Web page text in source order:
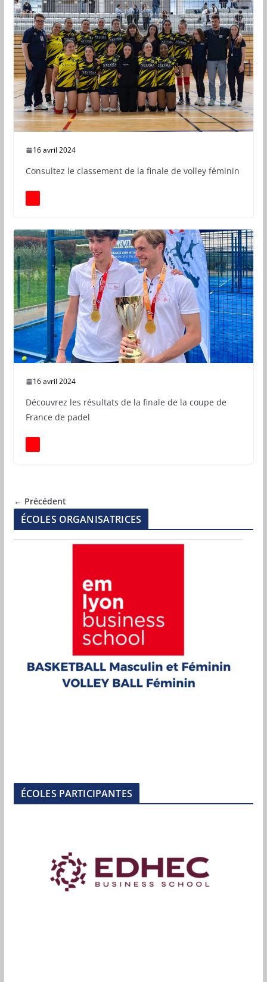
16 avril 2024
Consultez le classement de la finale de volley féminin
16 avril 2024
Découvrez les résultats de la finale de la coupe de
France de padel
← Précédent
ÉCOLES ORGANISATRICES
ÉCOLES PARTICIPANTES